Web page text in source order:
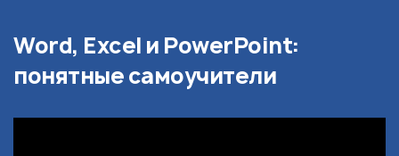
Word, Excel и PowerPoint:
понятные самоучители